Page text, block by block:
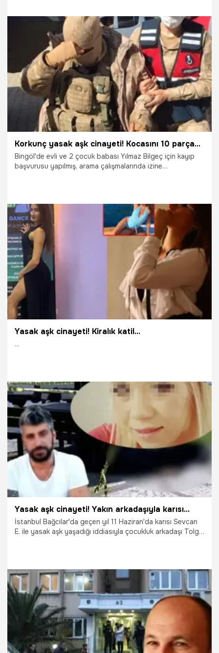
yakalayarak bıçakladım” dedi. Öte yandan Suriye’ye
kaçmak isterken sınıra 50 kilometre mesafede yakalanan El
Yasin'in, ülkesindeki töreye göre eşini de öldürmeyi
planladığı belirtildi.
28.06.2021 Yaşam
Korkunç yasak aşk cinayeti! Kocasını 10 parçaya böldü
Bingöl'de evli ve 2 çocuk babası Yılmaz Bilgeç için kayıp
başvurusu yapılmış, arama çalışmalarında izine
parçaya ayrılarak çukura atıldığı öğrenildi. Kocasını öldürüp
10 parçaya ayıran Beyhan Bilgeç tutuklandı. Kadının yasak
aşk yaşadığı, mesajları gören kocasıyla tartıştığı, uyumasını
bekleyip öldürdüğü ortaya çıktı.
9.05.2021
Yasak aşk cinayeti! Kiralık katil...
...
9.02.2021 Dünya
Yasak aşk cinayeti! Yakın arkadaşıyla karısı...
İstanbul Bağcılar'da geçen yıl 11 Haziran'da karısı Sevcan
E. ile yasak aşk yaşadığı iddiasıyla çocukluk arkadaşı Tolga
2.02.2021 Yaşam